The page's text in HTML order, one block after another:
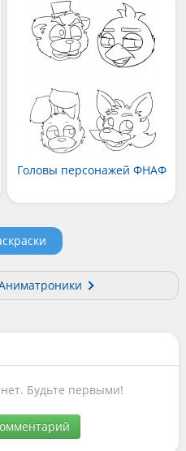
Головы персонажей ФНАФ
Будьте первыми!